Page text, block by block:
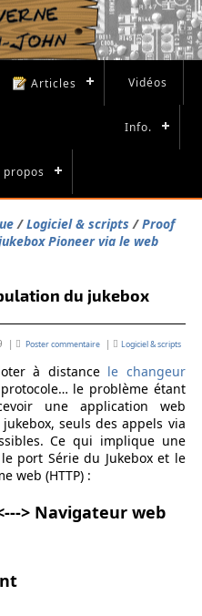
Articles Vidéos
Info.
propos
Logiciel & scripts
Proof
Pioneer via le web
du jukebox
| Poster commentaire| Logiciel & scripts
à distance le changeur
le problème étant
une application web
seuls des appels via
Ce qui implique une
port Série du Jukebox et le
web (HTTP) :
<---> Navigateur web